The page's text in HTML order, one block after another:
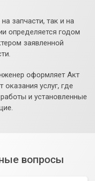
запчасти, так и на
определяется годом
заявленной
оформляет Акт
оказания услуг, где
и установленные
вопросы